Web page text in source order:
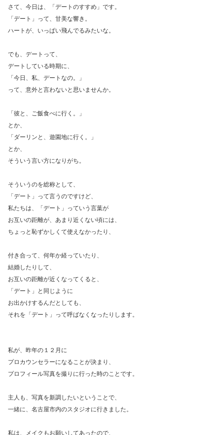
さて、今日は、「デートのすすめ」です。
「デート」って、甘美な響き。
ハートが、いっぱい飛んでるみたいな。
でも、デートって、
デートしている時期に、
「今日、私、デートなの。」
って、意外と言わないと思いませんか。
「彼と、ご飯食べに行く。」
とか、
「ダーリンと、遊園地に行く。」
とか、
そういう言い方になりがち。
そういうのを総称として、
「デート」って言うのですけど、
私たちは、「デート」っていう言葉が
お互いの距離が、あまり近くない頃には、
ちょっと恥ずかしくて使えなかったり、
付き合って、何年か経っていたり、
結婚したりして、
お互いの距離が近くなってくると、
「デート」と同じように
お出かけするんだとしても、
それを「デート」って呼ばなくなったりします。
私が、昨年の１２月に
プロカウンセラーになることが決まり、
プロフィール写真を撮りに行った時のことです。
主人も、写真を新調したいということで、
一緒に、名古屋市内のスタジオに行きました。
私は、メイクもお願いしてあったので、